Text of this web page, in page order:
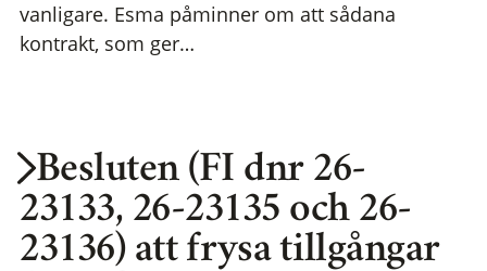
vanligare. Esma påminner om att sådana
kontrakt, som ger…
Besluten (FI dnr 26-
23133, 26-23135 och 26-
23136) att frysa tillgångar